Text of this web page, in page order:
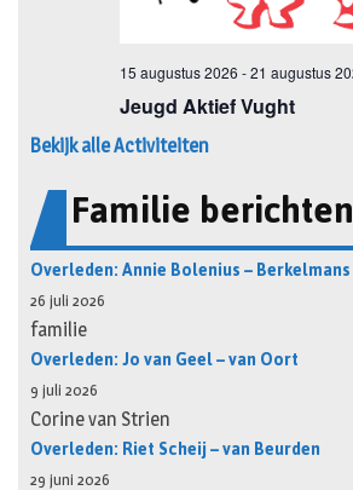
Bekijk alle Activiteiten
Familie berichten
Overleden: Annie Bolenius – Berkelmans
26 juli 2026
familie
Overleden: Jo van Geel – van Oort
9 juli 2026
Corine van Strien
Overleden: Riet Scheij – van Beurden
29 juni 2026